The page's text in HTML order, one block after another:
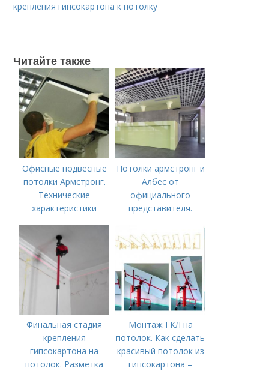
крепления гипсокартона к потолку
Читайте также
Офисные подвесные
потолки Армстронг.
Технические
характеристики
Потолки армстронг и
Албес от
официального
представителя.
«Потолки Армстронг»
- гарантия надежных
и качественных
подвесных систем.
Финальная стадия
крепления
гипсокартона на
потолок. Разметка
Монтаж ГКЛ на
потолок. Как сделать
красивый потолок из
гипсокартона –